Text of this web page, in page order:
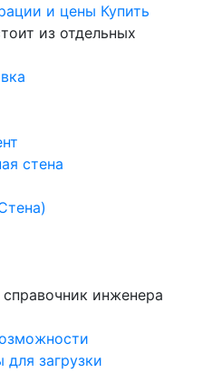
и цены Купить
из отдельных
стена
инженера
для загрузки